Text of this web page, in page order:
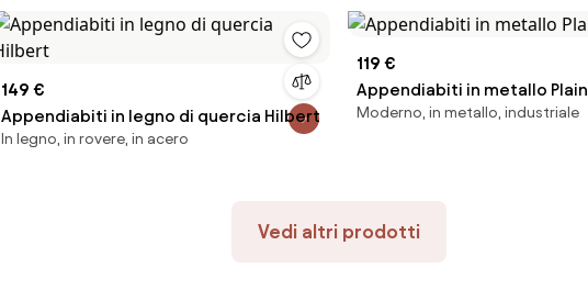
149 €
Appendiabiti in legno di quercia Hilbert
In legno, in rovere, in acero
119 €
Appendiabiti in metallo Plain
Moderno, in metallo, industriale
Vedi altri prodotti